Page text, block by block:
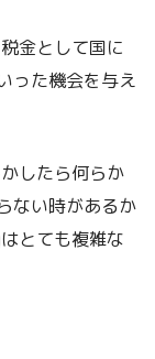
金として国に
った機会を与え
したら何らか
ない時があるか
とても複雑な